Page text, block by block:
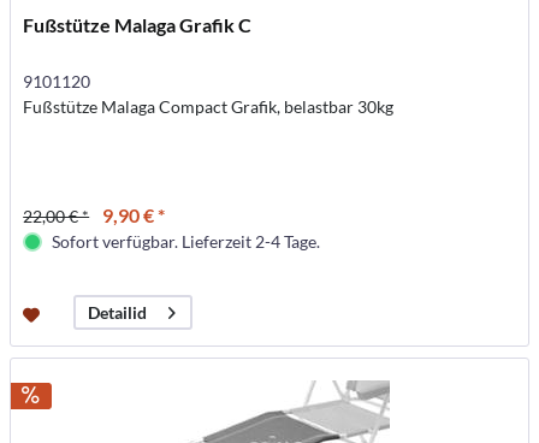
Fußstütze Malaga Grafik C
9101120
Fußstütze Malaga Compact Grafik, belastbar 30kg
22,00 € * 9,90 € *
Sofort verfügbar. Lieferzeit 2-4 Tage.
Detailid